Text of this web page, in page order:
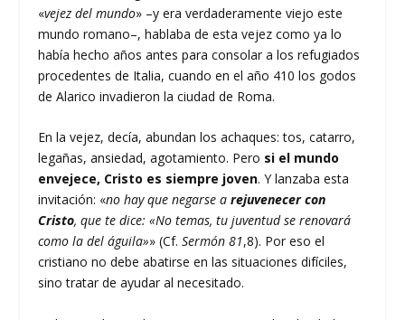
«vejez del mundo» –y era verdaderamente viejo este
mundo romano–, hablaba de esta vejez como ya lo
había hecho años antes para consolar a los refugiados
procedentes de Italia, cuando en el año 410 los godos
de Alarico invadieron la ciudad de Roma.
En la vejez, decía, abundan los achaques: tos, catarro,
legañas, ansiedad, agotamiento. Pero si el mundo
envejece, Cristo es siempre joven. Y lanzaba esta
invitación: «no hay que negarse arejuvenecer con
Cristo, que te dice: «No temas, tu juventud se renovará
como la del águila»» (Cf.Sermón 81,8). Por eso el
cristiano no debe abatirse en las situaciones difíciles,
sino tratar de ayudar al necesitado.